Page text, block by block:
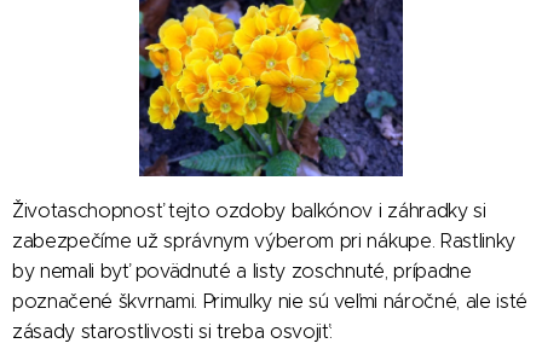
Životaschopnosť tejto ozdoby balkónov i záhradky si
zabezpečíme už správnym výberom pri nákupe. Rastlinky
by nemali byť povädnuté a listy zoschnuté, prípadne
poznačené škvrnami. Primulky nie sú veľmi náročné, ale isté
zásady starostlivosti si treba osvojiť: